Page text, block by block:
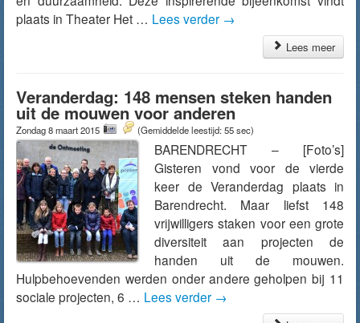
plaats in Theater Het … Lees verder →
Lees meer
Veranderdag: 148 mensen steken handen
uit de mouwen voor anderen
Zondag 8 maart 2015 (Gemiddelde leestijd: 55 sec)
BARENDRECHT – [Foto’s]
Gisteren vond voor de vierde
keer de Veranderdag plaats in
Barendrecht. Maar liefst 148
vrijwilligers staken voor een grote
diversiteit aan projecten de
handen uit de mouwen.
Hulpbehoevenden werden onder andere geholpen bij 11
sociale projecten, 6 … Lees verder →